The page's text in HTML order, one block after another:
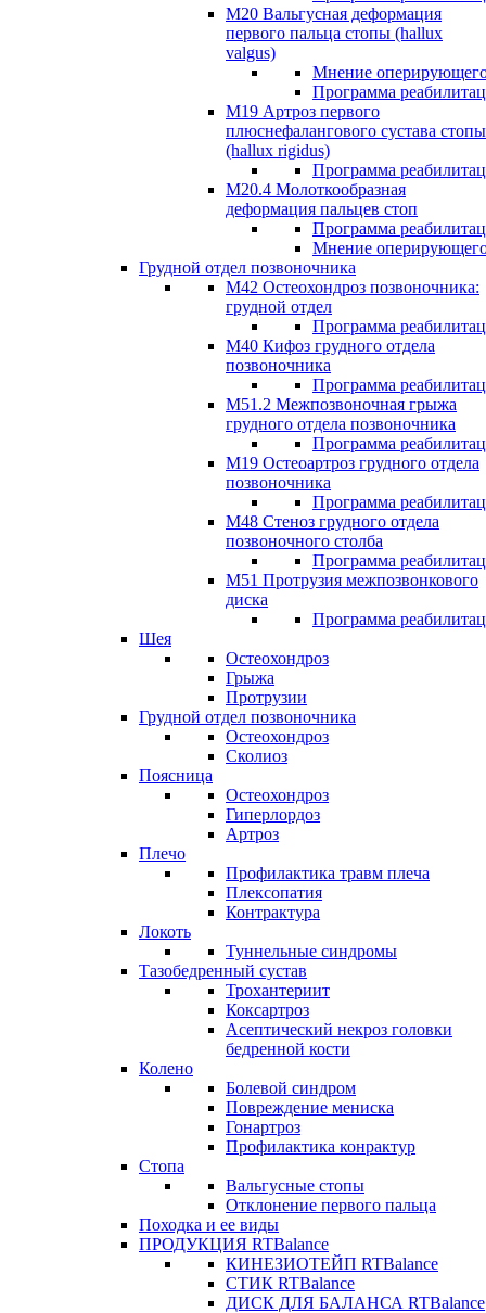
М20 Вальгусная деформация
первого пальца стопы (hallux
valgus)
Мнение
Программа
М19 Артроз первого
плюснефалангового сустава стопы
(hallux rigidus)
Программа
М20.4 Молоткообразная
деформация пальцев стоп
Программа
Мнение
Грудной отдел позвоночника
М42 Остеохондроз позвоночника:
грудной отдел
Программа
М40 Кифоз грудного отдела
позвоночника
Программа
M51.2 Межпозвоночная грыжа
грудного отдела позвоночника
Программа
М19 Остеоартроз грудного отдела
позвоночника
Программа
M48 Стеноз грудного отдела
позвоночного столба
Программа
М51 Протрузия межпозвонкового
диска
Программа
Шея
Остеохондроз
Грыжа
Протрузии
Грудной отдел позвоночника
Остеохондроз
Сколиоз
Поясница
Остеохондроз
Гиперлордоз
Артроз
Плечо
Профилактика травм плеча
Плексопатия
Контрактура
Локоть
Туннельные синдромы
Тазобедренный сустав
Трохантериит
Коксартроз
Асептический некроз головки
бедренной кости
Колено
Болевой синдром
Повреждение мениска
Гонартроз
Профилактика конрактур
Стопа
Вальгусные стопы
Отклонение первого пальца
Походка и ее виды
ПРОДУКЦИЯ RTBalance
КИНЕЗИОТЕЙП RTBalance
СТИК RTBalance
ДИСК ДЛЯ БАЛАНСА RTBalance